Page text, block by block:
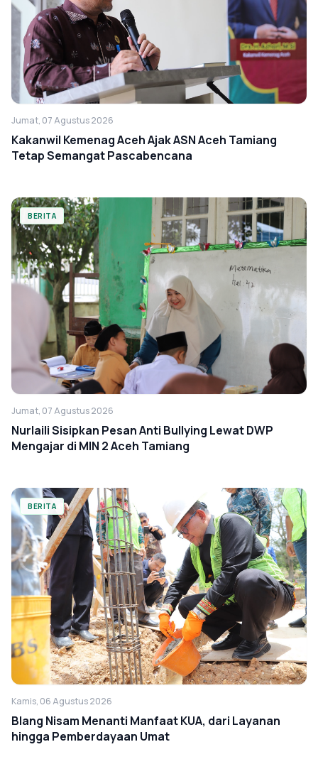
Jumat, 07 Agustus 2026
Kakanwil Kemenag Aceh Ajak ASN Aceh Tamiang
Tetap Semangat Pascabencana
BERITA
Jumat, 07 Agustus 2026
Nurlaili Sisipkan Pesan Anti Bullying Lewat DWP
Mengajar di MIN 2 Aceh Tamiang
BERITA
Kamis, 06 Agustus 2026
Blang Nisam Menanti Manfaat KUA, dari Layanan
hingga Pemberdayaan Umat